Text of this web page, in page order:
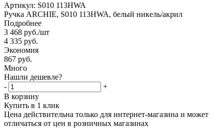
Артикул: S010 113HWA
Ручка ARCHIE, S010 113HWA, белый никель/акрил
Подробнее
3 468 руб./шт
4 335 руб.
Экономия
867 руб.
Много
Нашли дешевле?
-
+
В корзину
Купить в 1 клик
Цена действительна только для интернет-магазина и может
отличаться от цен в розничных магазинах